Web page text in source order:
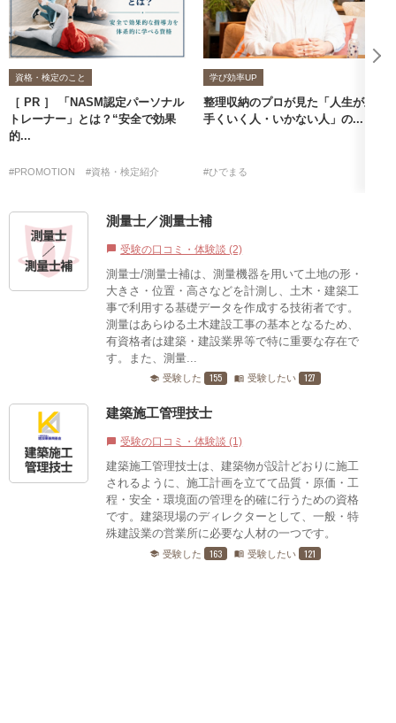
資格・検定のこと
［ PR ］ 「NASM認定パーソナル
トレーナー」とは？“安全で効果
的...
#PROMOTION #資格・検定紹介
学び効率UP
整理収納のプロが見た「人生が上
手くいく人・いかない人」の...
#ひでまる
測量士／測量士補
chat_bubble 受験の口コミ・体験談 (2)
測量士/測量士補は、測量機器を用いて土地の形・
大きさ・位置・高さなどを計測し、土木・建築工
事で利用する基礎データを作成する技術者です。
測量はあらゆる土木建設工事の基本となるため、
有資格者は建築・建設業界等で特に重要な存在で
す。また、測量...
school 受験した 155 menu_book 受験したい 127
建築施工管理技士
chat_bubble 受験の口コミ・体験談 (1)
建築施工管理技士は、建築物が設計どおりに施工
されるように、施工計画を立てて品質・原価・工
程・安全・環境面の管理を的確に行うための資格
です。建築現場のディレクターとして、一般・特
殊建設業の営業所に必要な人材の一つです。
school 受験した 163 menu_book 受験したい 121